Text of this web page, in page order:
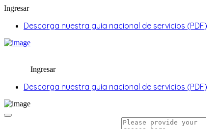
Ingresar
Descarga nuestra guía nacional de servicios (PDF)
Ingresar
Descarga nuestra guía nacional de servicios (PDF)